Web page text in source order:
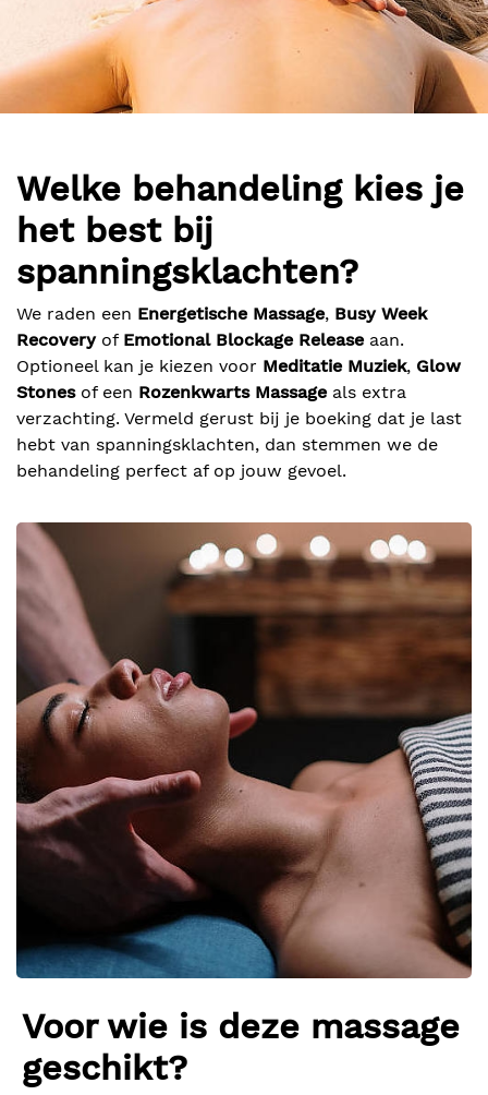
Welke behandeling kies je
het best bij
spanningsklachten?
We raden een Energetische Massage, Busy Week
Recoveryof Emotional Blockage Releaseaan.
Optioneel kan je kiezen voor Meditatie Muziek, Glow
Stonesof een Rozenkwarts Massageals extra
verzachting. Vermeld gerust bij je boeking dat je last
hebt van spanningsklachten, dan stemmen we de
behandeling perfect af op jouw gevoel.
Voor wie is deze massage
geschikt?